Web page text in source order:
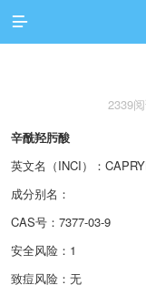

2339
辛酰羟肟酸
英文名（INCI）：
成分别名：
CAS号：7377-03-9
安全风险： 1
致痘风险： 无